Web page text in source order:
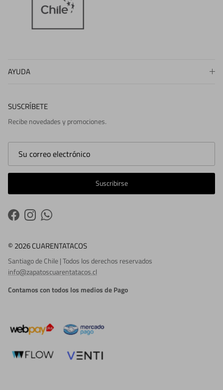
AYUDA
SUSCRÍBETE
Recibe novedades y promociones.
Suscribirse
FacebookInstagramWhatsApp
© 2026 CUARENTATACOS
Santiago de Chile | Todos los derechos reservados
info@zapatoscuarentatacos.cl
Contamos con todos los medios de Pago